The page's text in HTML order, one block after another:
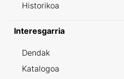
Historikoa
Interesgarria
Dendak
Katalogoa